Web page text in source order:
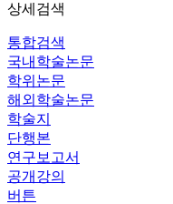
상세검색
통합검색
국내학술논문
학위논문
해외학술논문
학술지
단행본
연구보고서
공개강의
버튼